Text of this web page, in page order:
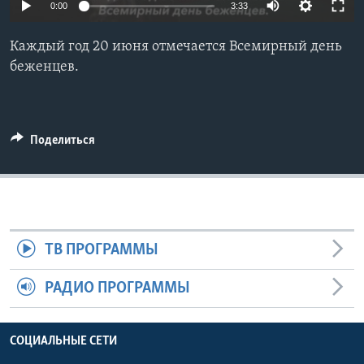
СОЦИАЛЬНЫЕ СЕТИ
Языки
0:00 3:33
Каждый год 20 июня отмечается Всемирный день
беженцев.
Поделиться
ТВ ПРОГРАММЫ
РАДИО ПРОГРАММЫ
СОЦИАЛЬНЫЕ СЕТИ